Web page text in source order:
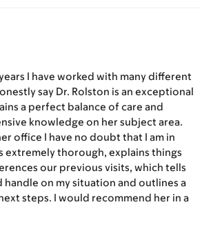
I have worked with many different
say Dr. Rolston is an exceptional
a perfect balance of care and
knowledge on her subject area.
office I have no doubt that I am in
extremely thorough, explains things
our previous visits, which tells
handle on my situation and outlines a
steps. I would recommend her in a